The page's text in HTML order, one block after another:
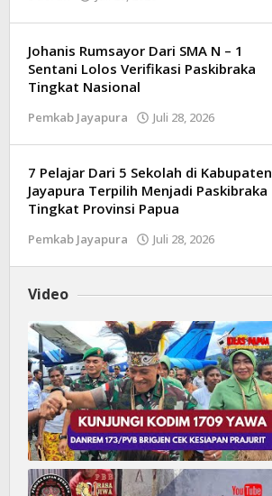
Johanis Rumsayor Dari SMA N – 1
Sentani Lolos Verifikasi Paskibraka
Tingkat Nasional
Pemkab Jayapura Juli 28, 2026
7 Pelajar Dari 5 Sekolah di Kabupaten
Jayapura Terpilih Menjadi Paskibraka
Tingkat Provinsi Papua
Pemkab Jayapura Juli 28, 2026
Video